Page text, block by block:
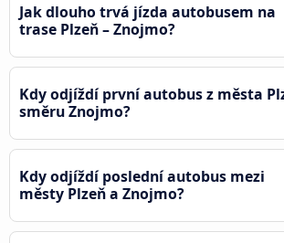
Jak dlouho trvá jízda autobusem na
trase Plzeň – Znojmo?
Kdy odjíždí první autobus z města
směru Znojmo?
Kdy odjíždí poslední autobus mezi
městy Plzeň a Znojmo?